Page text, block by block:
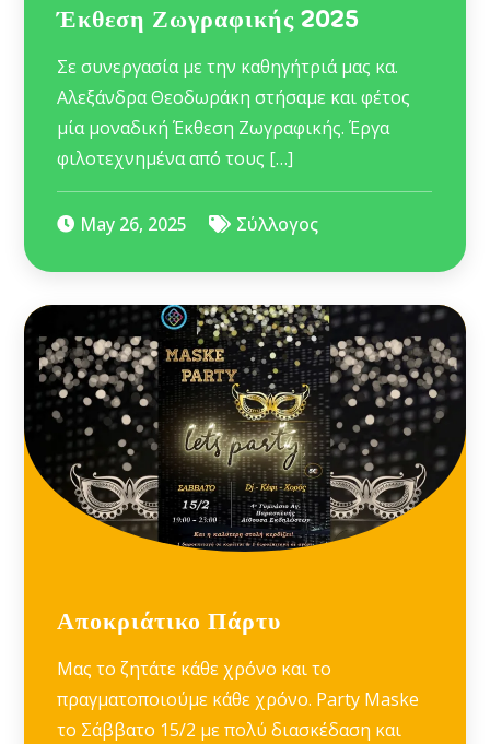
Έκθεση Ζωγραφικής 2025
Σε συνεργασία με την καθηγήτριά μας κα.
Αλεξάνδρα Θεοδωράκη στήσαμε και φέτος
μία μοναδική Έκθεση Ζωγραφικής. Έργα
φιλοτεχνημένα από τους […]
May 26, 2025 Σύλλογος
Αποκριάτικο Πάρτυ
Μας το ζητάτε κάθε χρόνο και το
πραγματοποιούμε κάθε χρόνο. Party Maske
το Σάββατο 15/2 με πολύ διασκέδαση και